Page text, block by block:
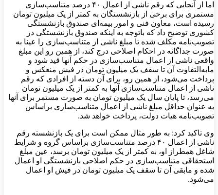
اما از آنجایی که رقم ناشی از اعمال ۴۰ درصد متناسب‌سازی
مستمری برای برخی از بازنشستگان به کمتر از یک میلیون تومان
رسیده است، معاون فنی و امور بیمه‌ای صندوق بازنشستگی
کشوری توضیح داد که باتوجه به اینکه صندوق بازنشستگی در
تصویب‌نامه مکلف شده تا مبلغ ناشی از متناسب‌سازی را عینا به
صورت جداگانه در احکام اصلاحی درج کند، از همین رو این مبلغ
واقعی ناشی از اعمال متناسب‌سازی در حکم آنها قید شود و
مابه‌التفاوت آن تا سقف یک میلیون تومان در فیش منعکس و
پرداخت می‌شود، از همین رو، برای آن دسته از افرادی که رقم
ناشی از اعمال متناسب‌سازی آنها به کمتر از یک میلیون تومان
می‌رسد، تا پایان سال یک میلیون تومان به صورت مستمر برای آنها
به عنوان حداقل مبلغ ناشی از اعمال متناسب‌سازی براساس
تصویب‌نامه هیات دولت، پرداخت خواهد شد.
وی تاکید کرد: به طور مثال ممکن است برای یک بازنشسته رقم
ناشی از اعمال ۴۰ درصد متناسب‌سازی براساس گروه و شرایط
شاغل همطراز او، به کمتر از یک میلیون تومان برسد، عین مبلغ
استحقاقی متناسب‌سازی در حکم اصلاحی بازنشستگی او اعمال
شده و مابقی آن تا سقف یک میلیون تومان در فیش او اعمال
می‌شود.